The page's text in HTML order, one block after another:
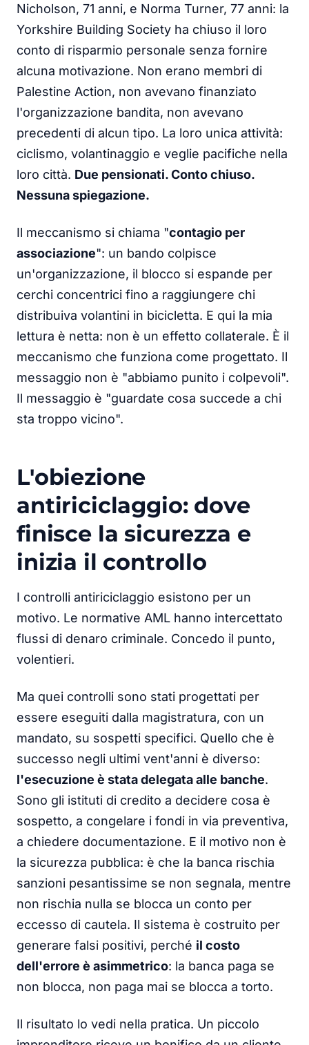
Nicholson, 71 anni, e Norma Turner, 77 anni: la
Yorkshire Building Society ha chiuso il loro
conto di risparmio personale senza fornire
alcuna motivazione. Non erano membri di
Palestine Action, non avevano finanziato
l'organizzazione bandita, non avevano
precedenti di alcun tipo. La loro unica attività:
ciclismo, volantinaggio e veglie pacifiche nella
loro città. Due pensionati. Conto chiuso.
Nessuna spiegazione.
Il meccanismo si chiama "contagio per
associazione": un bando colpisce
un'organizzazione, il blocco si espande per
cerchi concentrici fino a raggiungere chi
distribuiva volantini in bicicletta. E qui la mia
lettura è netta: non è un effetto collaterale. È il
meccanismo che funziona come progettato. Il
messaggio non è "abbiamo punito i colpevoli".
Il messaggio è "guardate cosa succede a chi
sta troppo vicino".
L'obiezione
antiriciclaggio: dove
finisce la sicurezza e
inizia il controllo
I controlli antiriciclaggio esistono per un
motivo. Le normative AML hanno intercettato
flussi di denaro criminale. Concedo il punto,
volentieri.
Ma quei controlli sono stati progettati per
essere eseguiti dalla magistratura, con un
mandato, su sospetti specifici. Quello che è
successo negli ultimi vent'anni è diverso:
l'esecuzione è stata delegata alle banche.
Sono gli istituti di credito a decidere cosa è
sospetto, a congelare i fondi in via preventiva,
a chiedere documentazione. E il motivo non è
la sicurezza pubblica: è che la banca rischia
sanzioni pesantissime se non segnala, mentre
non rischia nulla se blocca un conto per
eccesso di cautela. Il sistema è costruito per
generare falsi positivi, perché il costo
dell'errore è asimmetrico: la banca paga se
non blocca, non paga mai se blocca a torto.
Il risultato lo vedi nella pratica. Un piccolo